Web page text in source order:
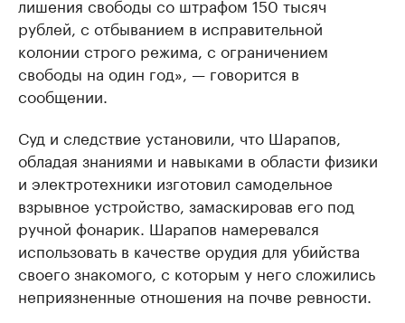
рублей, с отбыванием в исправитель­ной
колонии строго режима, с ограничением
свободы на один год», — говорится в
сообщении.
Суд и следствие установили, что Шарапов,
обладая знаниями и навыками в области физики
и электротехники изготовил самодельное
взрывное устройство, замаскировав его под
ручной фонарик. Шарапов намеревался
использовать в качестве орудия для убийства
своего знакомого, с которым у него сложились
неприязненные отношения на почве ревности.